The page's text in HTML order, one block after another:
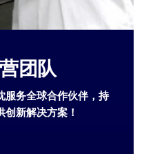
团队
服务全球合作伙伴，持
新解决方案！